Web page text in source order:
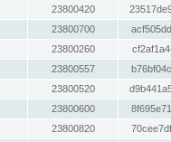
23800420
23800700
23800260
23800557
23800520
23800600
23800820